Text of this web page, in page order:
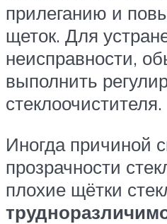
прилеганию и
щеток. Для
неисправности,
выполнить
стеклоочистителя.
Иногда причиной
прозрачности
плохие щётки